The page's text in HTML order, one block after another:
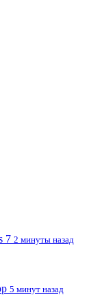
7 2 минуты назад
5 минут назад